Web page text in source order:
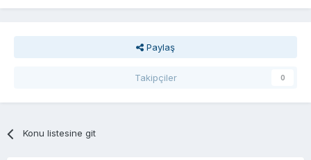
Paylaş
Takipçiler 0
Konu listesine git